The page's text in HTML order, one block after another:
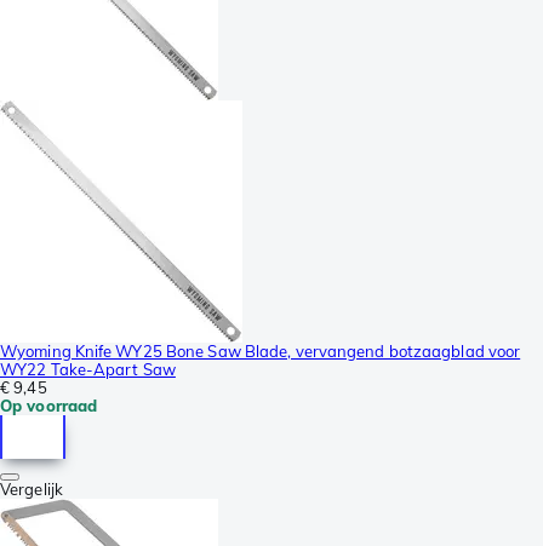
Wyoming Knife WY25 Bone Saw Blade, vervangend botzaagblad voor
WY22 Take-Apart Saw
€ 9,45
Op voorraad
Vergelijk